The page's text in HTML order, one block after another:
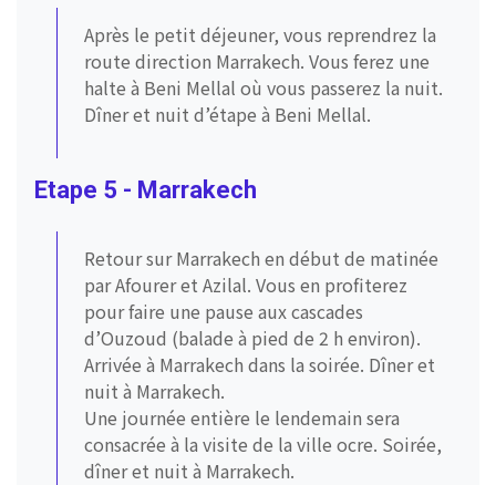
Après le petit déjeuner, vous reprendrez la
route direction Marrakech. Vous ferez une
halte à Beni Mellal où vous passerez la nuit.
Dîner et nuit d’étape à Beni Mellal.
Etape 5 - Marrakech
Retour sur Marrakech en début de matinée
par Afourer et Azilal. Vous en profiterez
pour faire une pause aux cascades
d’Ouzoud (balade à pied de 2 h environ).
Arrivée à Marrakech dans la soirée. Dîner et
nuit à Marrakech.
Une journée entière le lendemain sera
consacrée à la visite de la ville ocre. Soirée,
dîner et nuit à Marrakech.